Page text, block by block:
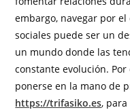
embargo, navegar por
sociales puede ser un
un mundo donde las
constante evolución.
ponerse en la mano de
https://trifasiko.es,